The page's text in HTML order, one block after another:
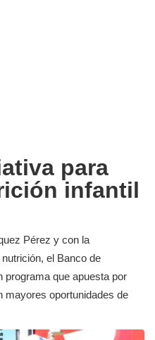
para
infantil
Pérez y con la
el Banco de
programa que apuesta por
mayores oportunidades de